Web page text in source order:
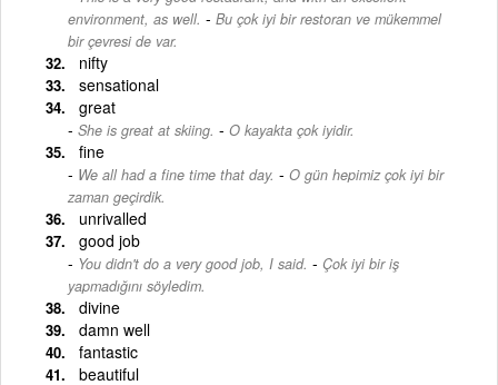
environment, as well. - Bu çok iyi bir restoran ve mükemmel
bir çevresi de var.
nifty
sensational
great
She is great at skiing. - O kayakta çok iyidir.
fine
We all had a fine time that day. - O gün hepimiz çok iyi bir
zaman geçirdik.
unrivalled
good job
You didn't do a very good job, I said. - Çok iyi bir iş
yapmadığını söyledim.
divine
damn well
fantastic
beautiful